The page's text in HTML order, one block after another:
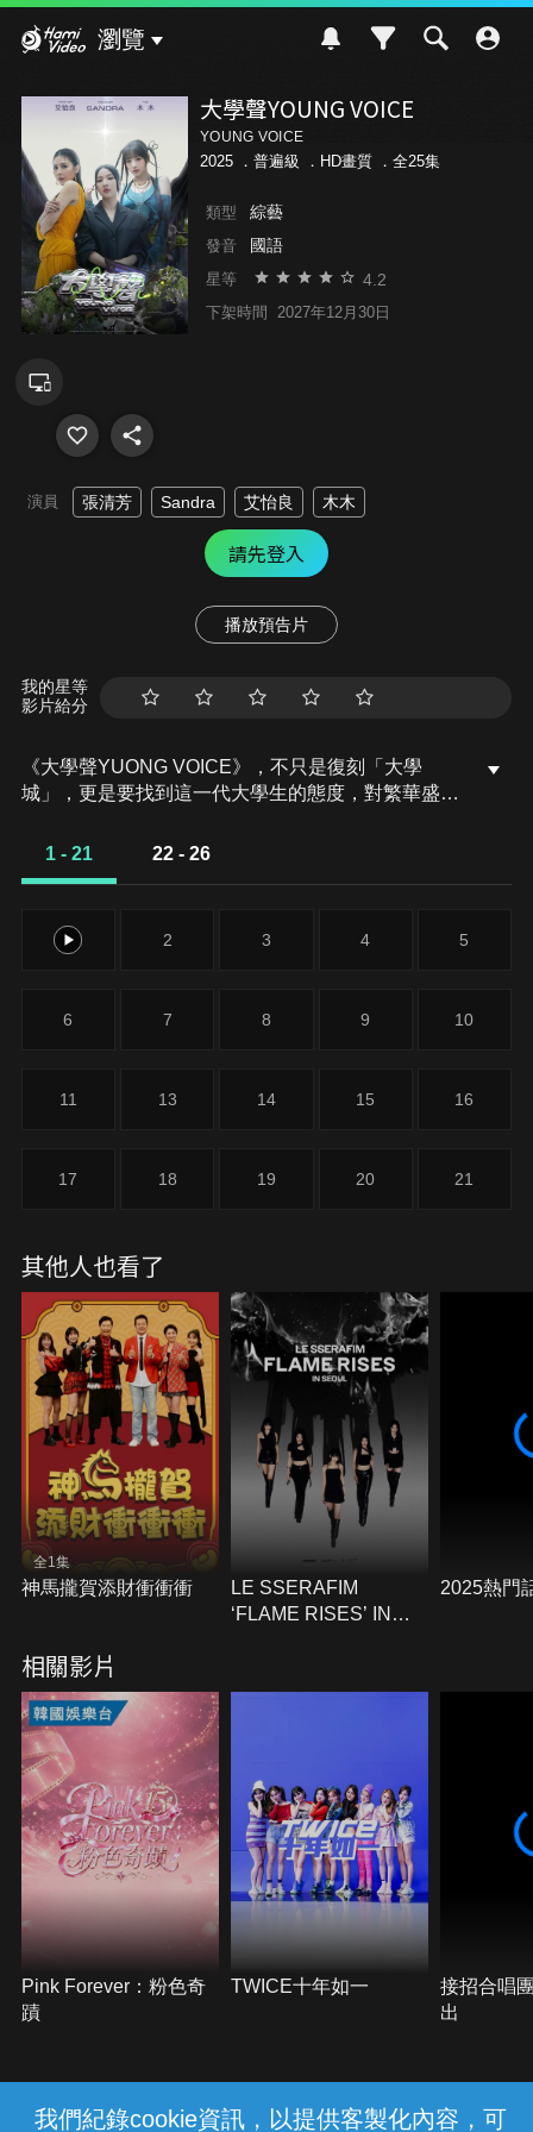
我們紀錄cookie資訊，以提供客製化內容，可
瀏覽
大學聲YOUNG VOICE
YOUNG VOICE
2025 ． 普遍級 ．HD畫質 ．全25集
類型 綜藝
發音 國語
星等 4.2
下架時間 2027年12月30日
演員 張清芳 Sandra 艾怡良 木木
請先登入
播放預告片
我的星等
影片給分
《大學聲YUONG VOICE》，不只是復刻「大學
城」，更是要找到這一代大學生的態度，對繁華盛開
你們的音符繽紛或幽暗？很期待，一首歌是一顆種
1 - 21 22 - 26
1 2 3 4 5
6 7 8 9 10
11 13 14 15 16
17 18 19 20 21
其他人也看了
全1集
神馬攏賀添財衝衝衝
LE SSERAFIM
‘FLAME RISES’ IN
2025熱門
相關影片
Pink Forever：粉色奇
蹟
TWICE十年如一
接招合唱
出
{{notifyMsg}}